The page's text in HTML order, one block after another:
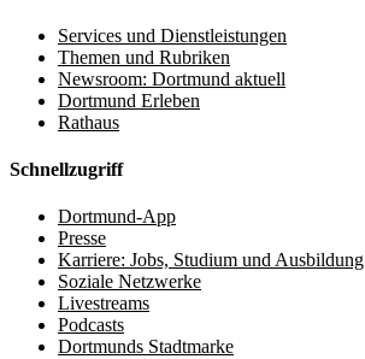
Services und Dienstleistungen
Themen und Rubriken
Newsroom: Dortmund aktuell
Dortmund Erleben
Rathaus
Schnellzugriff
Dortmund-App
Presse
Karriere: Jobs, Studium und Ausbildung
Soziale Netzwerke
Livestreams
Podcasts
Dortmunds Stadtmarke